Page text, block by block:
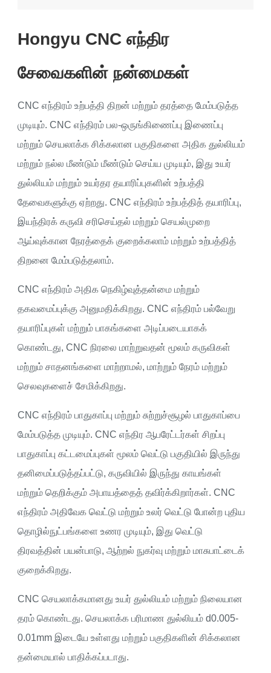
Hongyu CNC எந்திர
சேவைகளின் நன்மைகள்
CNC எந்திரம் உற்பத்தி திறன் மற்றும் தரத்தை மேம்படுத்த
முடியும். CNC எந்திரம் பல-ஒருங்கிணைப்பு இணைப்பு
மற்றும் செயலாக்க சிக்கலான பகுதிகளை அதிக துல்லியம்
மற்றும் நல்ல மீண்டும் மீண்டும் செய்ய முடியும், இது உயர்
துல்லியம் மற்றும் உயர்தர தயாரிப்புகளின் உற்பத்தி
தேவைகளுக்கு ஏற்றது. CNC எந்திரம் உற்பத்தித் தயாரிப்பு,
இயந்திரக் கருவி சரிசெய்தல் மற்றும் செயல்முறை
ஆய்வுக்கான நேரத்தைக் குறைக்கலாம் மற்றும் உற்பத்தித்
திறனை மேம்படுத்தலாம்.
CNC எந்திரம் அதிக நெகிழ்வுத்தன்மை மற்றும்
தகவமைப்புக்கு அனுமதிக்கிறது. CNC எந்திரம் பல்வேறு
தயாரிப்புகள் மற்றும் பாகங்களை அடிப்படையாகக்
கொண்டது, CNC நிரலை மாற்றுவதன் மூலம் கருவிகள்
மற்றும் சாதனங்களை மாற்றாமல், மாற்றும் நேரம் மற்றும்
செலவுகளைச் சேமிக்கிறது.
CNC எந்திரம் பாதுகாப்பு மற்றும் சுற்றுச்சூழல் பாதுகாப்பை
மேம்படுத்த முடியும். CNC எந்திர ஆபரேட்டர்கள் சிறப்பு
பாதுகாப்பு கட்டமைப்புகள் மூலம் வெட்டு பகுதியில் இருந்து
தனிமைப்படுத்தப்பட்டு, கருவியில் இருந்து காயங்கள்
மற்றும் தெறிக்கும் அபாயத்தைத் தவிர்க்கிறார்கள். CNC
எந்திரம் அதிவேக வெட்டு மற்றும் உலர் வெட்டு போன்ற புதிய
தொழில்நுட்பங்களை உணர முடியும், இது வெட்டு
திரவத்தின் பயன்பாடு, ஆற்றல் நுகர்வு மற்றும் மாசுபாட்டைக்
குறைக்கிறது.
CNC செயலாக்கமானது உயர் துல்லியம் மற்றும் நிலையான
தரம் கொண்டது. செயலாக்க பரிமாண துல்லியம் d0.005-
0.01mm இடையே உள்ளது மற்றும் பகுதிகளின் சிக்கலான
தன்மையால் பாதிக்கப்படாது.